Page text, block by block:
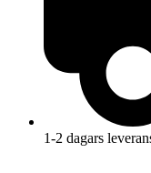
1-2 dagars